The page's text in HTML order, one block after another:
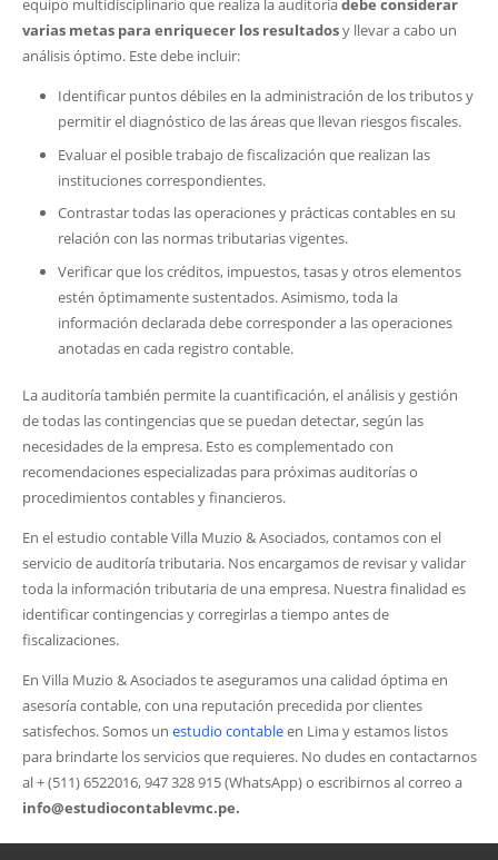
equipo multidisciplinario que realiza la auditoríadebe considerar
varias metas para enriquecer los resultadosy llevar a cabo un
análisis óptimo. Este debe incluir:
Identificar puntos débiles en la administración de los tributos y
permitir el diagnóstico de las áreas que llevan riesgos fiscales.
Evaluar el posible trabajo de fiscalización que realizan las
instituciones correspondientes.
Contrastar todas las operaciones y prácticas contables en su
relación con las normas tributarias vigentes.
Verificar que los créditos, impuestos, tasas y otros elementos
estén óptimamente sustentados. Asimismo, toda la
información declarada debe corresponder a las operaciones
anotadas en cada registro contable.
La auditoría también permite la cuantificación, el análisis y gestión
de todas las contingencias que se puedan detectar, según las
necesidades de la empresa. Esto es complementado con
recomendaciones especializadas para próximas auditorías o
procedimientos contables y financieros.
En el estudio contable Villa Muzio & Asociados, contamos con el
servicio de auditoría tributaria. Nos encargamos de revisar y validar
toda la información tributaria de una empresa. Nuestra finalidad es
identificar contingencias y corregirlas a tiempo antes de
fiscalizaciones.
En Villa Muzio & Asociados te aseguramos una calidad óptima en
asesoría contable, con una reputación precedida por clientes
satisfechos. Somos un estudio contableen Lima y estamos listos
para brindarte los servicios que requieres. No dudes en contactarnos
al + (511) 6522016, 947 328 915 (WhatsApp) o escribirnos al correo a
info@estudiocontablevmc.pe.